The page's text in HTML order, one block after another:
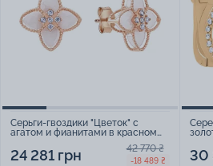
Серьги-гвоздики "Цветок" с
агатом и фианитами в красном
24 281 грн 42 770 ₴
-18 489 ₴ 30